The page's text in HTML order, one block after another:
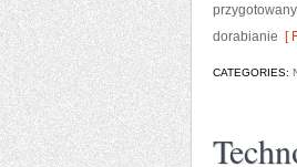
dorabianie [
CATEGORIES: